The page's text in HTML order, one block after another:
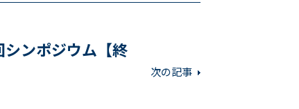
ンポジウム【終
次の記事